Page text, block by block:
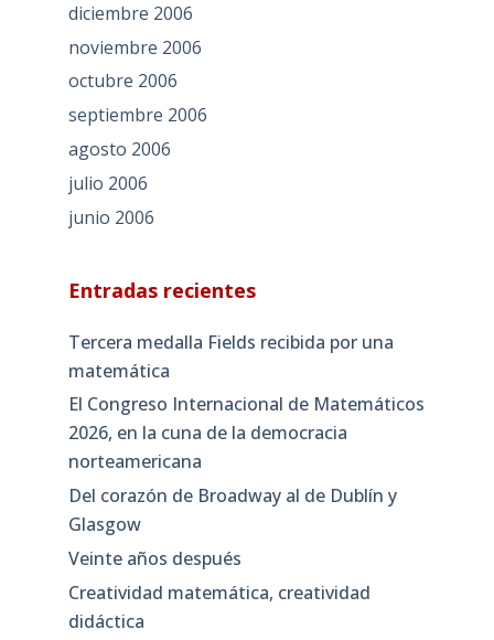
diciembre 2006
noviembre 2006
octubre 2006
septiembre 2006
agosto 2006
julio 2006
junio 2006
Entradas recientes
Tercera medalla Fields recibida por una
matemática
El Congreso Internacional de Matemáticos
2026, en la cuna de la democracia
norteamericana
Del corazón de Broadway al de Dublín y
Glasgow
Veinte años después
Creatividad matemática, creatividad
didáctica